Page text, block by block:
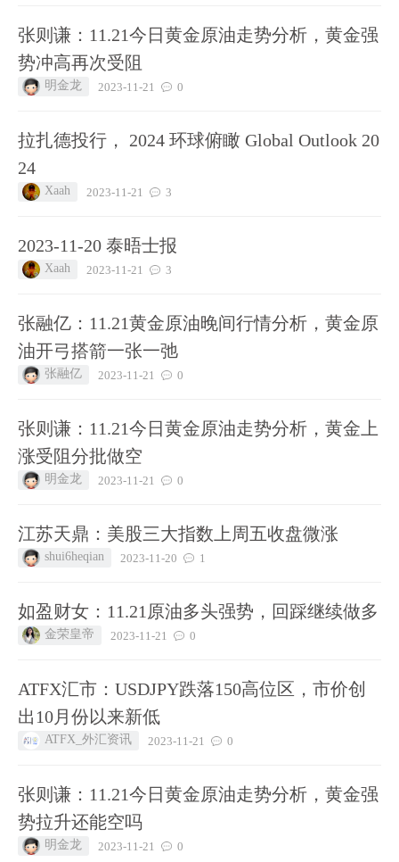
张则谦：11.21今日黄金原油走势分析，黄金强
势冲高再次受阻
明金龙 2023-11-21 0
拉扎德投行， 2024 环球俯瞰 Global Outlook 20
24
Xaah 2023-11-21 3
2023-11-20 泰晤士报
Xaah 2023-11-21 3
张融亿：11.21黄金原油晚间行情分析，黄金原
油开弓搭箭一张一弛
张融亿 2023-11-21 0
张则谦：11.21今日黄金原油走势分析，黄金上
涨受阻分批做空
明金龙 2023-11-21 0
江苏天鼎：美股三大指数上周五收盘微涨
shui6heqian 2023-11-20 1
如盈财女：11.21原油多头强势，回踩继续做多
金荣皇帝 2023-11-21 0
ATFX汇市：USDJPY跌落150高位区，市价创
出10月份以来新低
ATFX_外汇资讯 2023-11-21 0
张则谦：11.21今日黄金原油走势分析，黄金强
势拉升还能空吗
明金龙 2023-11-21 0